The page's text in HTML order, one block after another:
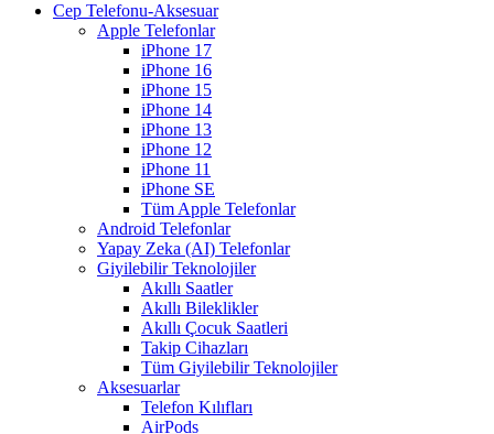
Cep Telefonu-Aksesuar
Apple Telefonlar
iPhone 17
iPhone 16
iPhone 15
iPhone 14
iPhone 13
iPhone 12
iPhone 11
iPhone SE
Tüm Apple Telefonlar
Android Telefonlar
Yapay Zeka (AI) Telefonlar
Giyilebilir Teknolojiler
Akıllı Saatler
Akıllı Bileklikler
Akıllı Çocuk Saatleri
Takip Cihazları
Tüm Giyilebilir Teknolojiler
Aksesuarlar
Telefon Kılıfları
AirPods